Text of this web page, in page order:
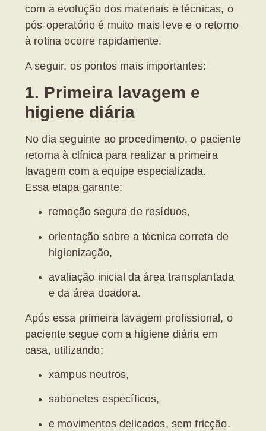
com a evolução dos materiais e técnicas, o
pós-operatório é muito mais leve e o retorno
à rotina ocorre rapidamente.
A seguir, os pontos mais importantes:
1. Primeira lavagem e
higiene diária
No dia seguinte ao procedimento, o paciente
retorna à clínica para realizar a primeira
lavagem com a equipe especializada.
Essa etapa garante:
remoção segura de resíduos,
orientação sobre a técnica correta de
higienização,
avaliação inicial da área transplantada
e da área doadora.
Após essa primeira lavagem profissional, o
paciente segue com a higiene diária em
casa, utilizando:
xampus neutros,
sabonetes específicos,
e movimentos delicados, sem fricção.